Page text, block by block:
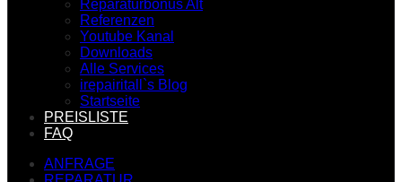
Reparaturbonus Alt
Referenzen
Youtube Kanal
Downloads
Alle Services
irepairitall`s Blog
Startseite
PREISLISTE
FAQ
ANFRAGE